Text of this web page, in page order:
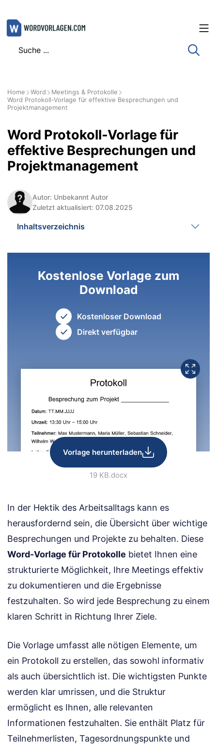
Zum
Inhalt
Home Word
Meetings & Protokolle
Word Protokoll-Vorlage für effektive Besprechungen und
Projektmanagement
Word Protokoll-Vorlage für
effektive Besprechungen und
Projektmanagement
Autor: Unbekannt Autor
Zuletzt aktualisiert: 07.08.2025
Inhaltsverzeichnis
Kostenlose Vorlage zum
Download
Kostenloser Download
Direkt verfügbar
Vorlage herunterladen
19 KB.docx
In der Hektik des Arbeitsalltags kann es
herausfordernd sein, die Übersicht über wichtige
Besprechungen und Projekte zu behalten. Diese
Word-Vorlage für Protokolle bietet Ihnen eine
strukturierte Möglichkeit, Ihre Meetings effektiv
zu dokumentieren und die Ergebnisse
festzuhalten. So wird jede Besprechung zu einem
klaren Schritt in Richtung Ihrer Ziele.
Die Vorlage umfasst alle nötigen Elemente, um
ein Protokoll zu erstellen, das sowohl informativ
als auch übersichtlich ist. Die wichtigsten Punkte
werden klar umrissen, und die Struktur
ermöglicht es Ihnen, alle relevanten
Informationen festzuhalten. Sie enthält Platz für
Teilnehmerlisten, Tagesordnungspunkte und